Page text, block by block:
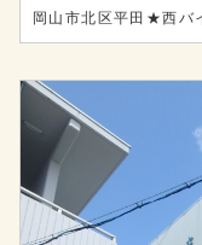
岡山市北区平田★西バ